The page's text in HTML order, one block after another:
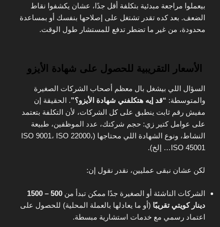
بيعملوا مراجعة مبدئية بتكلفة أقل جدًا، عشان يكشفوا نقاط
الضعف. بعد كده تقدر تشتغل على إصلاحها بنفسك أو بمساعدة
محدودة، من غير ما تضطر تدفع للمستشار طول الوقت.
الأسعار التقريبية للحصول على شهادة الأيزو
السؤال اللي بيشغل بال معظم أصحاب الشركات الصغيرة
والمتوسطة: “قد إيه هتكلفني شهادة الأيزو؟”. الحقيقة إن
مفيش رقم ثابت ينطبق على كل الشركات، لأن التكلفة بتعتمد
على عوامل كتير زي: حجم شركتك، عدد الموظفين، طبيعة
النشاط، ونوع الشهادة اللي محتاجها (ISO 9001، ISO 22000،
ISO 45001… إلخ).
لكن عشان نبقى عمليين، نقدر نقول إن:
الشركات الناشئة أو الصغيرة جدًا ممكن تبدأ من
500 – 1500
دينار كويتي تقريبًا (أو ما يعادلها بالعملة المحلية) للحصول على
اعتماد رسمي مع خدمات استشارية مبسطة.